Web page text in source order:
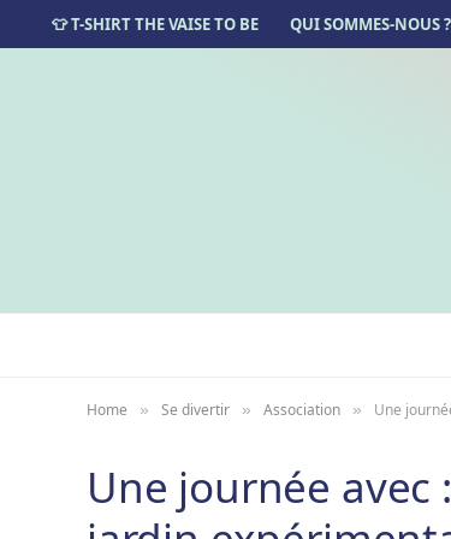
👕 T-SHIRT THE VAISE TO BE QUI SOMMES-NOUS ?
Home » Se divertir » Association » Une
Une journée avec